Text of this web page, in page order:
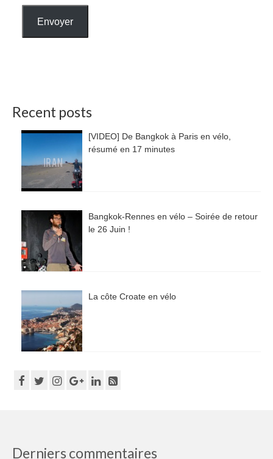
Envoyer
Recent posts
[VIDEO] De Bangkok à Paris en vélo,
résumé en 17 minutes
Bangkok-Rennes en vélo – Soirée de retour
le 26 Juin !
La côte Croate en vélo
Derniers commentaires